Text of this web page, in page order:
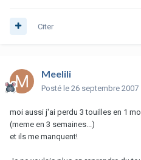
Citer
Meelili
Posté le 26 septembre 2007
moi aussi j'ai perdu 3 touilles en 1
(meme en 3 semaines...)
et ils me manquent!